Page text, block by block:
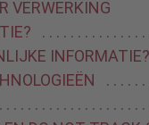
VERWERKING
INFORMATIE?